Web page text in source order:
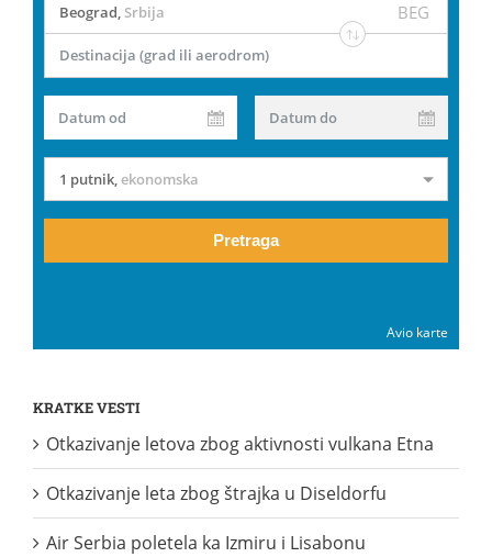
Beograd, Srbija BEG
Destinacija (grad ili aerodrom)
Datum od Datum do
1 putnik,ekonomska
Pretraga
Avio karte
KRATKE VESTI
Otkazivanje letova zbog aktivnosti vulkana Etna
Otkazivanje leta zbog štrajka u Diseldorfu
Air Serbia poletela ka Izmiru i Lisabonu